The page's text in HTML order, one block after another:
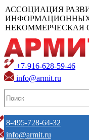
АССОЦИАЦИЯ
НЕКОММЕРЧЕСКАЯ
+7-916-628-59-46
info@armit.ru
8-495-728-64-32
info@armit.ru